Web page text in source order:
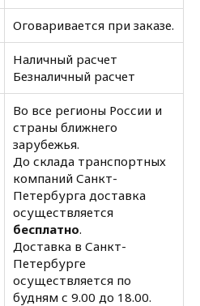
Оговаривается при заказе.
Наличный расчет
Безналичный расчет
Во все регионы России и
страны ближнего
зарубежья.
До склада транспортных
компаний Санкт-
Петербурга доставка
осуществляется
бесплатно.
Доставка в Санкт-
Петербурге
осуществляется по
будням с 9.00 до 18.00.